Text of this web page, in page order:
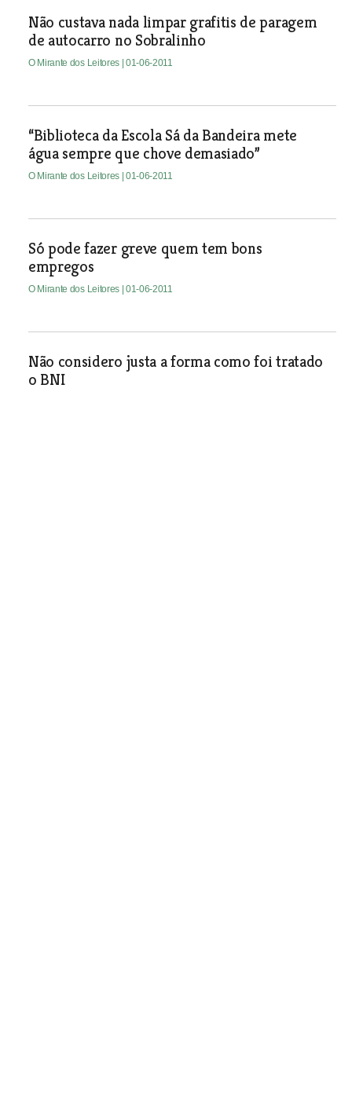
Não custava nada limpar grafitis de paragem
de autocarro no Sobralinho
O Mirante dos Leitores | 01-06-2011
“Biblioteca da Escola Sá da Bandeira mete
água sempre que chove demasiado”
O Mirante dos Leitores | 01-06-2011
Só pode fazer greve quem tem bons
empregos
O Mirante dos Leitores | 01-06-2011
Não considero justa a forma como foi tratado
o BNI